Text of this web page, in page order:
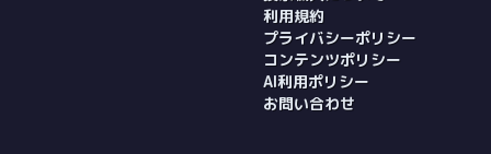
利用規約
プライバシーポリシー
コンテンツポリシー
AI利用ポリシー
お問い合わせ